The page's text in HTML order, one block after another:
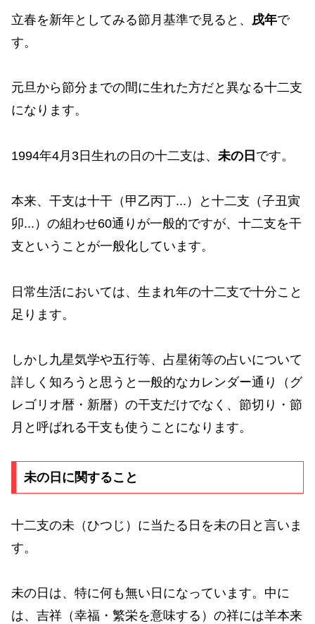
立春を新年としてみる節月基準で見ると、 戌年で
す。
元旦から節分までの間に生れた方だと異なる十二支
になります。
1994年4月3日生れの日の十二支は、 未の日 です。
本来、干支は十干（甲乙丙丁...）と十二支（子丑寅
卯...）の組わせ60通りが一般的ですが、十二支を干
支ということが一般化しています。
日常生活においては、生まれ年の十二支で十分こと
足ります。
しかし九星気学や五行等、占星術等の占いについて
詳しく知ろうと思うと一般的なカレンダー通り（グ
レゴリオ暦・新暦）の干支だけでなく、節切り・節
月と呼ばれる干支も使うことになります。
未の日に関すること
十二支の未（ひつじ）に当たる日を未の日と言いま
す。
未の日は、特に何も無い日になっています。中に
は、吉祥（幸福・繁栄を意味する）の祥には羊本来